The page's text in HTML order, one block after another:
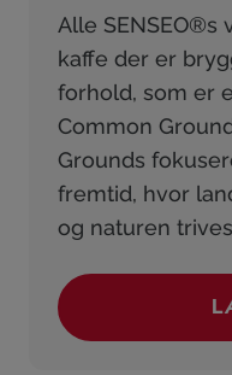
Alle SENSEO®s
kaffe der er
forhold, som er
Common
Grounds
fremtid, hvor
og naturen